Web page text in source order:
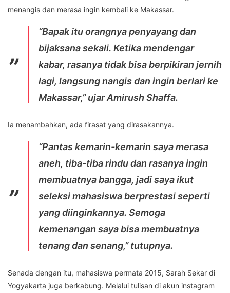
menangis dan merasa ingin kembali ke Makassar.
“Bapak itu orangnya penyayang dan
bijaksana sekali. Ketika mendengar
kabar, rasanya tidak bisa berpikiran jernih
lagi, langsung nangis dan ingin berlari ke
Makassar,” ujar Amirush Shaffa.
Ia menambahkan, ada firasat yang dirasakannya.
“Pantas kemarin-kemarin saya merasa
aneh, tiba-tiba rindu dan rasanya ingin
membuatnya bangga, jadi saya ikut
seleksi mahasiswa berprestasi seperti
yang diinginkannya. Semoga
kemenangan saya bisa membuatnya
tenang dan senang,” tutupnya.
Senada dengan itu, mahasiswa permata 2015, Sarah Sekar di
Yogyakarta juga berkabung. Melalui tulisan di akun instagram